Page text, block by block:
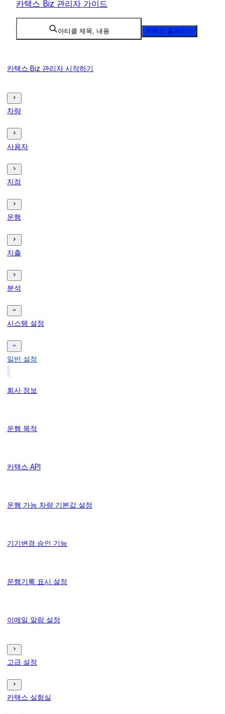
카택스 Biz 관리자 가이드
아티클 제목, 내용 카택스 홈페이지
카택스 Biz 관리자 시작하기
차량
사용자
지점
운행
지출
분석
시스템 설정
일반 설정
회사 정보
운행 목적
카택스 API
운행 가능 차량 기본값 설정
기기변경 승인 기능
운행기록 표시 설정
이메일 알람 설정
고급 설정
카택스 실험실